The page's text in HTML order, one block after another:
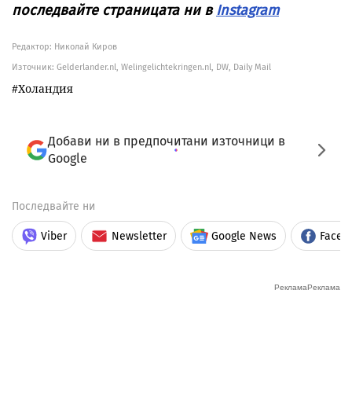
последвайте страницата ни вInstagram
Редактор: Николай Киров
Източник: Gelderlander.nl, Welingelichtekringen.nl, DW, Daily Mail
Холандия
Добави ни в предпочитани източници в
Google
Последвайте ни
Viber Newsletter Google News